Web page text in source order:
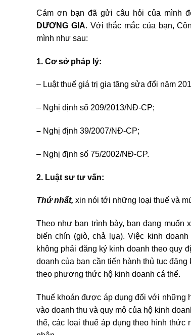
Cám ơn bạn đã gửi câu hỏi của mình
DƯƠNG GIA. Với thắc mắc của bạn,
mình như sau:
1. Cơ sở pháp lý:
– Luật thuế giá trị gia tăng sửa đổi năm
– Nghị định số 209/2013/NĐ-CP;
– Nghị định 39/2007/NĐ-CP;
– Nghị định số 75/2002/NĐ-CP.
2. Luật sư tư vấn:
Thứ nhất, xin nói tới những loại thuế và
Theo như bạn trình bày, bạn đang muốn
biến chín (giò, chả lụa). Việc kinh
không phải đăng ký kinh doanh theo quy
doanh của bạn cần tiến hành thủ tục
theo phương thức hộ kinh doanh cá thể.
Thuế khoán được áp dụng đối với những
vào doanh thu và quy mô của hộ kinh
thể, các loại thuế áp dụng theo hình thức